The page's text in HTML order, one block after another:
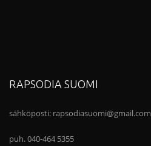
RAPSODIA SUOMI
sähköposti: rapsodiasuomi@gmail.com
puh. 040-464 5355